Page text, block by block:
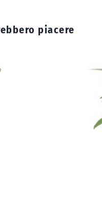
piacere